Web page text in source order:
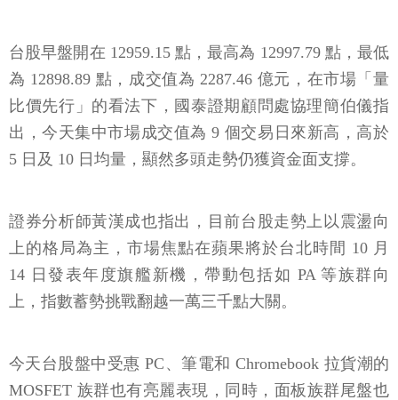
台股早盤開在 12959.15 點，最高為 12997.79 點，最低
為 12898.89 點，成交值為 2287.46 億元，在市場「量
比價先行」的看法下，國泰證期顧問處協理簡伯儀指
出，今天集中市場成交值為 9 個交易日來新高，高於
5 日及 10 日均量，顯然多頭走勢仍獲資金面支撐。
證券分析師黃漢成也指出，目前台股走勢上以震盪向
上的格局為主，市場焦點在蘋果將於台北時間 10 月
14 日發表年度旗艦新機，帶動包括如 PA 等族群向
上，指數蓄勢挑戰翻越一萬三千點大關。
今天台股盤中受惠 PC、筆電和 Chromebook 拉貨潮的
MOSFET 族群也有亮麗表現，同時，面板族群尾盤也